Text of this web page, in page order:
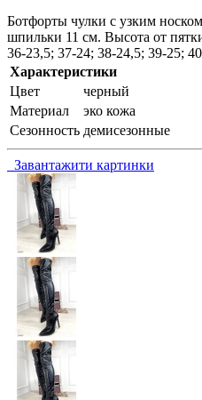
Ботфорты чулки с узким
шпильки 11 см. Высота от
36-23,5; 37-24; 38-24,5; 39-25;
Характеристики
Цвет
черный
Материал
эко кожа
Сезонность демисезонные
Завантажити картинки